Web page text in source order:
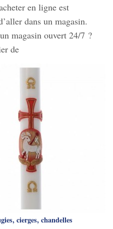
en ligne est
dans un magasin.
magasin ouvert 24/7 ?
de
cierges, chandelles